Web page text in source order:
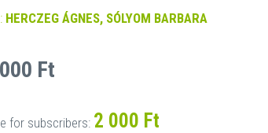
HERCZEG ÁGNES, SÓLYOM BARBARA
Ft
for subscribers: 2 000 Ft